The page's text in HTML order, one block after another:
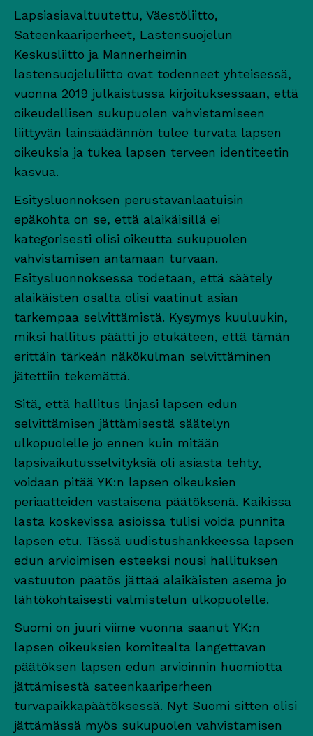
Lapsiasiavaltuutettu, Väestöliitto,
Sateenkaariperheet, Lastensuojelun
Keskusliitto ja Mannerheimin
lastensuojeluliitto ovat todenneet yhteisessä,
vuonna 2019 julkaistussa kirjoituksessaan, että
oikeudellisen sukupuolen vahvistamiseen
liittyvän lainsäädännön tulee turvata lapsen
oikeuksia ja tukea lapsen terveen identiteetin
kasvua.
Esitysluonnoksen perustavanlaatuisin
epäkohta on se, että alaikäisillä ei
kategorisesti olisi oikeutta sukupuolen
vahvistamisen antamaan turvaan.
Esitysluonnoksessa todetaan, että säätely
alaikäisten osalta olisi vaatinut asian
tarkempaa selvittämistä. Kysymys kuuluukin,
miksi hallitus päätti jo etukäteen, että tämän
erittäin tärkeän näkökulman selvittäminen
jätettiin tekemättä.
Sitä, että hallitus linjasi lapsen edun
selvittämisen jättämisestä säätelyn
ulkopuolelle jo ennen kuin mitään
lapsivaikutusselvityksiä oli asiasta tehty,
voidaan pitää YK:n lapsen oikeuksien
periaatteiden vastaisena päätöksenä. Kaikissa
lasta koskevissa asioissa tulisi voida punnita
lapsen etu. Tässä uudistushankkeessa lapsen
edun arvioimisen esteeksi nousi hallituksen
vastuuton päätös jättää alaikäisten asema jo
lähtökohtaisesti valmistelun ulkopuolelle.
Suomi on juuri viime vuonna saanut YK:n
lapsen oikeuksien komitealta langettavan
päätöksen lapsen edun arvioinnin huomiotta
jättämisestä sateenkaariperheen
turvapaikkapäätöksessä. Nyt Suomi sitten olisi
jättämässä myös sukupuolen vahvistamisen